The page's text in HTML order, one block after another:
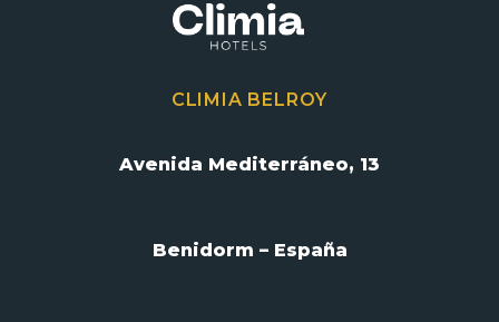
CLIMIA BELROY
Avenida Mediterráneo, 13
Benidorm – España